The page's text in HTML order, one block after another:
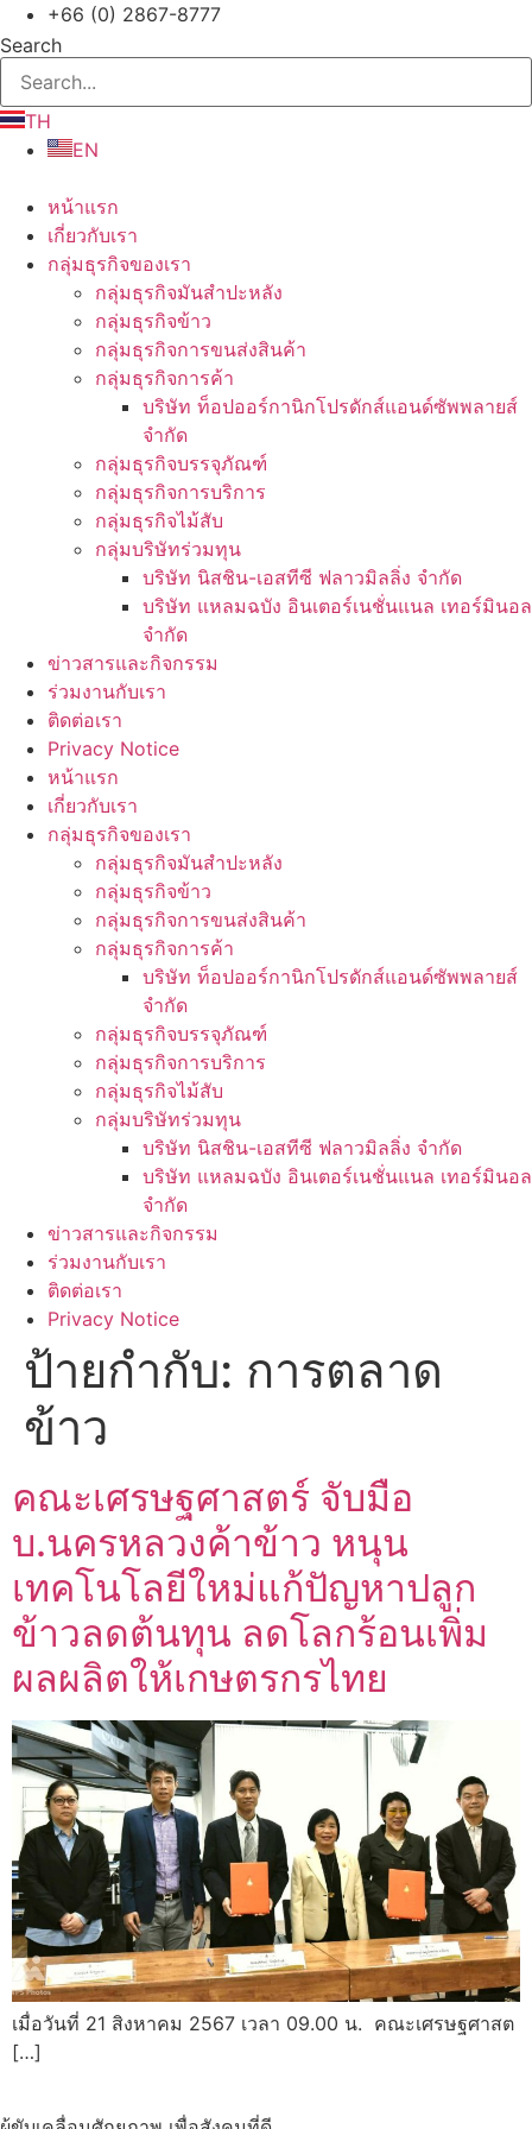
Skip
to
content
+66 (0) 2867-8777
Search
TH
EN
หน้าแรก
เกี่ยวกับเรา
กลุ่มธุรกิจของเรา
กลุ่มธุรกิจมันสำปะหลัง
กลุ่มธุรกิจข้าว
กลุ่มธุรกิจการขนส่งสินค้า
กลุ่มธุรกิจการค้า
บริษัท ท็อปออร์กานิกโปรดักส์แอนด์ซัพพลายส์
จำกัด
กลุ่มธุรกิจบรรจุภัณฑ์
กลุ่มธุรกิจการบริการ
กลุ่มธุรกิจไม้สับ
กลุ่มบริษัทร่วมทุน
บริษัท นิสชิน-เอสทีซี ฟลาวมิลลิ่ง จำกัด
บริษัท แหลมฉบัง อินเตอร์เนชั่นแนล เทอร์มินอล
จำกัด
ข่าวสารและกิจกรรม
ร่วมงานกับเรา
ติดต่อเรา
Privacy Notice
หน้าแรก
เกี่ยวกับเรา
กลุ่มธุรกิจของเรา
กลุ่มธุรกิจมันสำปะหลัง
กลุ่มธุรกิจข้าว
กลุ่มธุรกิจการขนส่งสินค้า
กลุ่มธุรกิจการค้า
บริษัท ท็อปออร์กานิกโปรดักส์แอนด์ซัพพลายส์
จำกัด
กลุ่มธุรกิจบรรจุภัณฑ์
กลุ่มธุรกิจการบริการ
กลุ่มธุรกิจไม้สับ
กลุ่มบริษัทร่วมทุน
บริษัท นิสชิน-เอสทีซี ฟลาวมิลลิ่ง จำกัด
บริษัท แหลมฉบัง อินเตอร์เนชั่นแนล เทอร์มินอล
จำกัด
ข่าวสารและกิจกรรม
ร่วมงานกับเรา
ติดต่อเรา
Privacy Notice
ป้ายกำกับ: การตลาด
ข้าว
คณะเศรษฐศาสตร์ จับมือ
บ.นครหลวงค้าข้าว หนุน
เทคโนโลยีใหม่แก้ปัญหาปลูก
ข้าวลดต้นทุน ลดโลกร้อนเพิ่ม
ผลผลิตให้เกษตรกรไทย
เมื่อวันที่ 21 สิงหาคม 2567 เวลา 09.00 น. คณะเศรษฐศาสต
[…]